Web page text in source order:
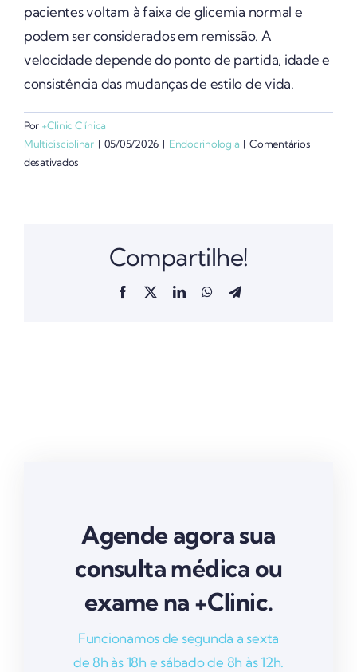
pacientes voltam à faixa de glicemia normal e
podem ser considerados em remissão. A
velocidade depende do ponto de partida, idade e
consistência das mudanças de estilo de vida.
Por +Clinic Clínica
Multidisciplinar | 05/05/2026 | Endocrinologia | Comentários
desativados
Quanto
reverterCompartilhe!
Facebook LinkedInWhatsAppTelegram
Agende agora sua
consulta médica ou
exame na +Clinic.
Funcionamos de segunda a sexta
de 8h às 18h e sábado de 8h às 12h.